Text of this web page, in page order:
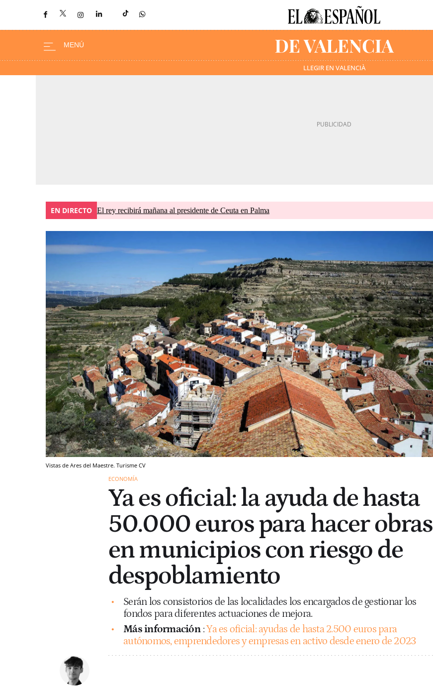
LLEGIR EN VALENCIÀ
EN DIRECTO El rey recibirá mañana al presidente de Ceuta en Palma
Vistas de Ares del Maestre. Turisme CV
ECONOMÍA
Ya es oficial: la ayuda de hasta
50.000 euros para hacer obras
en municipios con riesgo de
despoblamiento
Serán los consistorios de las localidades los encargados de gestionar los
fondos para diferentes actuaciones de mejora.
Más información :Ya es oficial: ayudas de hasta 2.500 euros para
autónomos, emprendedores y empresas en activo desde enero de 2023